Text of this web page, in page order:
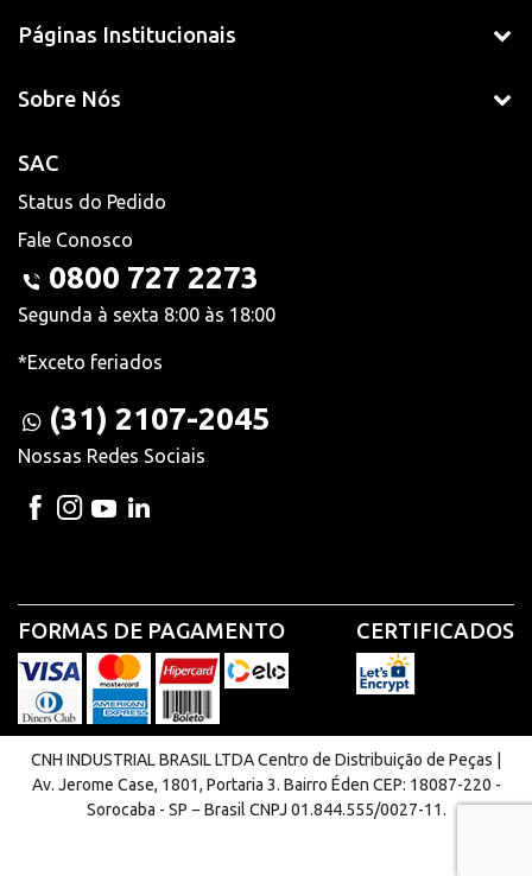
Páginas Institucionais
Sobre Nós
SAC
Status do Pedido
Fale Conosco
0800 727 2273
Segunda à sexta 8:00 às 18:00
*Exceto feriados
(31) 2107-2045
Nossas Redes Sociais
FORMAS DE PAGAMENTO CERTIFICADOS
CNH INDUSTRIAL BRASIL LTDA Centro de Distribuição de Peças |
Av. Jerome Case, 1801, Portaria 3. Bairro Éden CEP: 18087-220 -
Sorocaba - SP − Brasil CNPJ 01.844.555/0027-11.